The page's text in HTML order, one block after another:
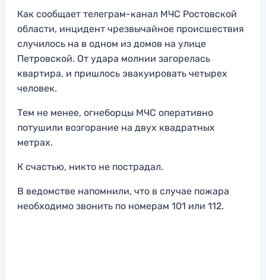
Как сообщает телеграм-канал МЧС Ростовской
области, инцидент чрезвычайное происшествия
случилось на в одном из домов на улице
Петровской. От удара молнии загорелась
квартира, и пришлось эвакуировать четырех
человек.
Тем не менее, огнеборцы МЧС оперативно
потушили возгорание на двух квадратных
метрах.
К счастью, никто не пострадал.
В ведомстве напомнили, что в случае пожара
необходимо звонить по номерам 101 или 112.